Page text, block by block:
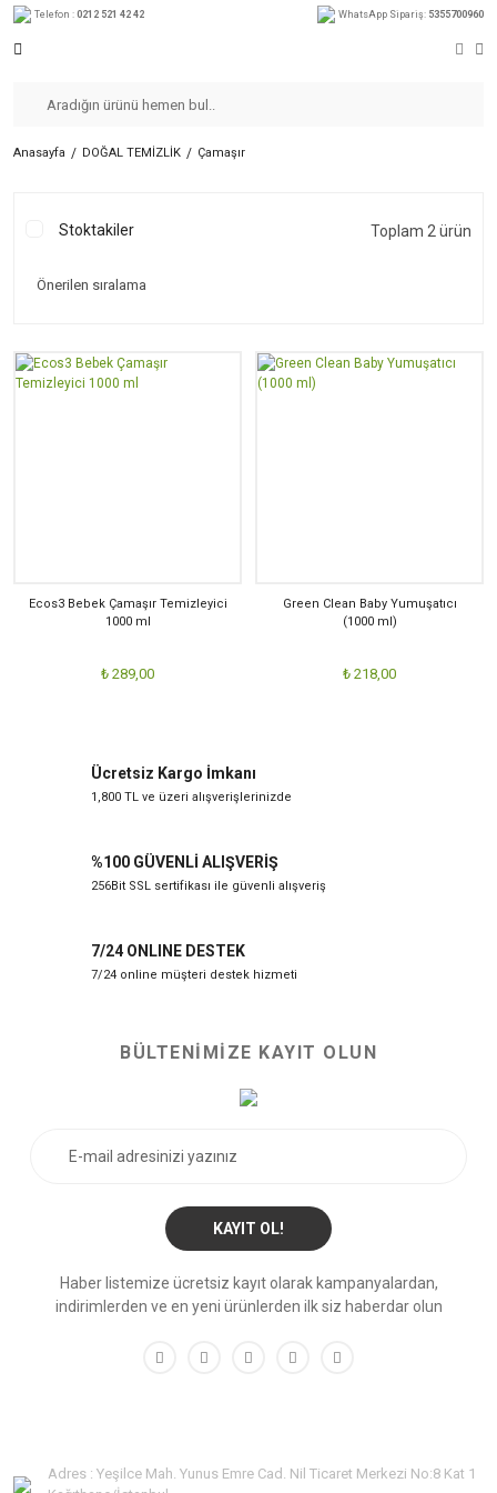
Telefon : 0212 521 42 42 WhatsApp Sipariş: 5355700960
Anasayfa DOĞAL TEMİZLİK Çamaşır
Stoktakiler Toplam 2 ürün
Ecos3 Bebek Çamaşır Temizleyici
1000 ml
₺ 289,00
Green Clean Baby Yumuşatıcı
(1000 ml)
₺ 218,00
Ücretsiz Kargo İmkanı
1,800 TL ve üzeri alışverişlerinizde
%100 GÜVENLİ ALIŞVERİŞ
256Bit SSL sertifikası ile güvenli alışveriş
7/24 ONLINE DESTEK
7/24 online müşteri destek hizmeti
BÜLTENİMİZE KAYIT OLUN
KAYIT OL!
Haber listemize ücretsiz kayıt olarak kampanyalardan,
indirimlerden ve en yeni ürünlerden ilk siz haberdar olun
Adres : Yeşilce Mah. Yunus Emre Cad. Nil Ticaret Merkezi No:8 Kat 1